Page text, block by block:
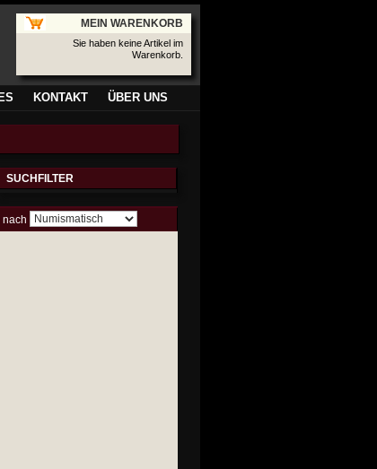
MEIN WARENKORB
Sie haben keine Artikel im
Warenkorb.
KONTAKT ÜBER UNS
SUCHFILTER
nach